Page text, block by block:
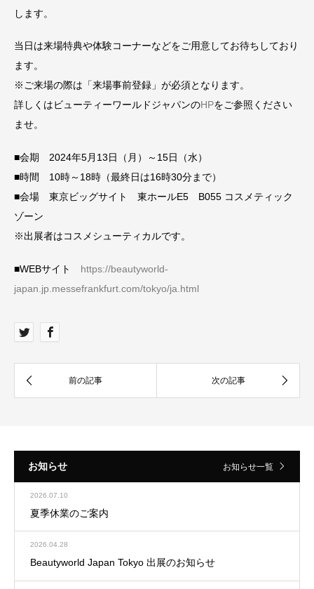
します。
当日は来場特典や体験コーナーなどをご用意してお待ちしており
ます。
※ご来場の際は「来場事前登録」が必須となります。
詳しくはビューティーワールドジャパンのHPをご参照ください
ませ。
■会期 2024年5月13日（月）～15日（水）
■時間 10時～18時（最終日は16時30分まで）
■会場 東京ビッグサイト 東ホールE5 B055 コスメティック
ゾーン
※出展者はコスメシューティカルです。
■WEBサイト https://beautyworld-
japan.jp.messefrankfurt.com/tokyo/ja.html
お知らせ お知らせ一覧
2026.07.10
夏季休業のご案内
2026.04.28
Beautyworld Japan Tokyo 出展のお知らせ